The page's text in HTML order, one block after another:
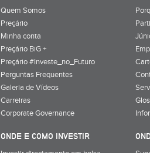
Quem Somos
Preçário
Minha conta
Preçário BiG +
Preçário #Investe_no_Futuro
Perguntas Frequentes
Galeria de Vídeos
Carreiras
Corporate Governance
ONDE E COMO INVESTIR